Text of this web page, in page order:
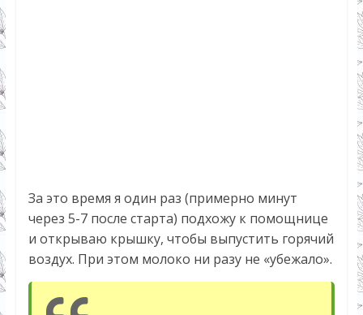
За это время я один раз (примерно минут
через 5-7 после старта) подхожу к помощнице
и открываю крышку, чтобы выпустить горячий
воздух. При этом молоко ни разу не «убежало».